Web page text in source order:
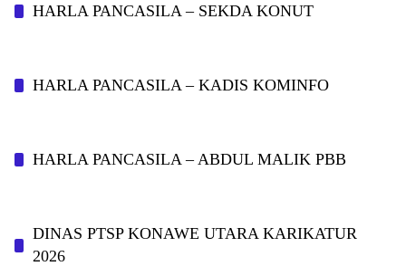
HARLA PANCASILA – SEKDA KONUT
HARLA PANCASILA – KADIS KOMINFO
HARLA PANCASILA – ABDUL MALIK PBB
DINAS PTSP KONAWE UTARA KARIKATUR
2026